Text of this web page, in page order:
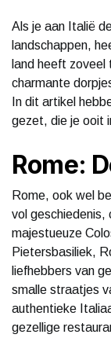
Als je aan Italië
landschappen,
land heeft
charmante
In dit artikel
gezet, die je ooit
Rome:
Rome, ook wel
vol geschiedenis,
majestueuze
Pietersbasiliek,
liefhebbers van
smalle straatjes
authentieke
gezellige